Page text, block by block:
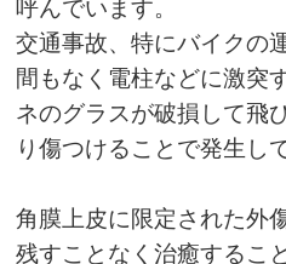
呼んでいます。
交通事故、特にバイクの
間もなく電柱などに激突
ネのグラスが破損して飛
り傷つけることで発生し
角膜上皮に限定された外
残すことなく治癒するこ